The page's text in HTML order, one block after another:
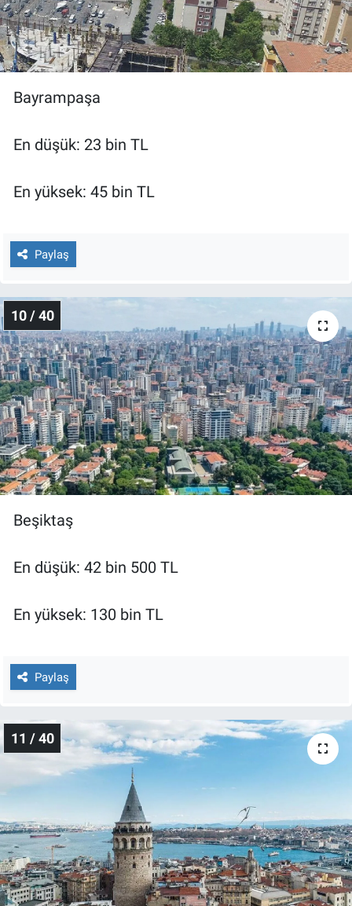
Bayrampaşa
En düşük: 23 bin TL
En yüksek: 45 bin TL
Paylaş
10 / 40
Beşiktaş
En düşük: 42 bin 500 TL
En yüksek: 130 bin TL
Paylaş
11 / 40